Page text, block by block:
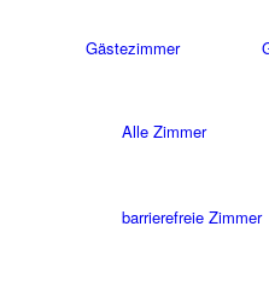
Gästezimmer
Alle Zimmer
barrierefreie Zimmer